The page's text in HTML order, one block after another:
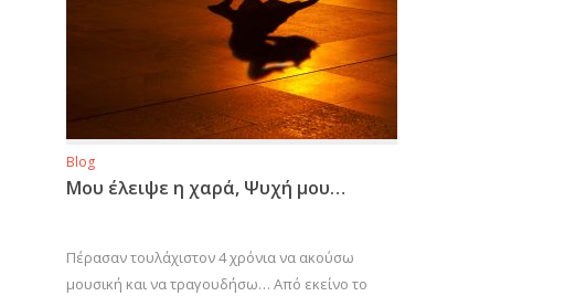
Blog
Μου έλειψε η χαρά, Ψυχή μου…
Πέρασαν τουλάχιστον 4 χρόνια να ακούσω
μουσική και να τραγουδήσω… Από εκείνο το